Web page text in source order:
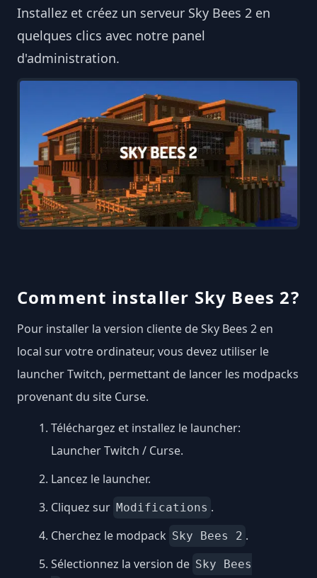
Installez et créez un serveur Sky Bees 2 en
quelques clics avec notre panel
d'administration.
Comment installer Sky Bees 2?
Pour installer la version cliente de Sky Bees 2 en
local sur votre ordinateur, vous devez utiliser le
launcher Twitch, permettant de lancer les modpacks
provenant du site Curse.
Téléchargez et installez le launcher:
Launcher Twitch / Curse.
Lancez le launcher.
Cliquez sur Modifications .
Cherchez le modpack Sky Bees 2 .
Sélectionnez la version de Sky Bees